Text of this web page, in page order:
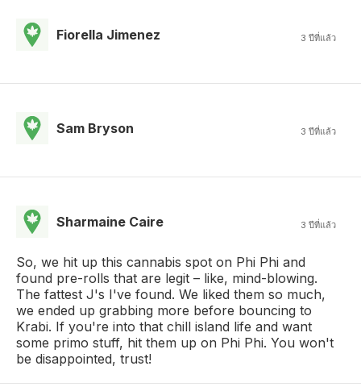
Fiorella Jimenez 3 ปีที่แล้ว
Sam Bryson 3 ปีที่แล้ว
Sharmaine Caire 3 ปีที่แล้ว
So, we hit up this cannabis spot on Phi Phi and
found pre-rolls that are legit – like, mind-blowing.
The fattest J's I've found. We liked them so much,
we ended up grabbing more before bouncing to
Krabi. If you're into that chill island life and want
some primo stuff, hit them up on Phi Phi. You won't
be disappointed, trust!